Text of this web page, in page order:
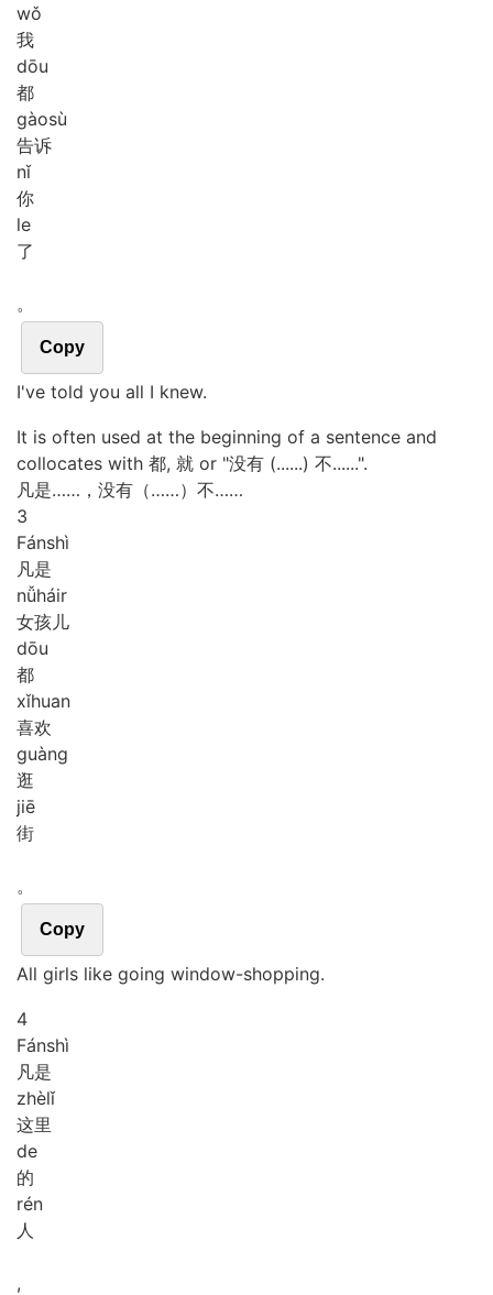
wǒ
我
dōu
都
gàosù
告诉
nǐ
你
le
了
。
Copy
I've told you all I knew.
It is often used at the beginning of a sentence and
collocates with 都, 就 or "没有 (......) 不......".
凡是……，没有（……）不……
3
Fánshì
凡是
nǚháir
女孩儿
dōu
都
xǐhuan
喜欢
guàng
逛
jiē
街
。
Copy
All girls like going window-shopping.
4
Fánshì
凡是
zhèlǐ
这里
de
的
rén
人
,